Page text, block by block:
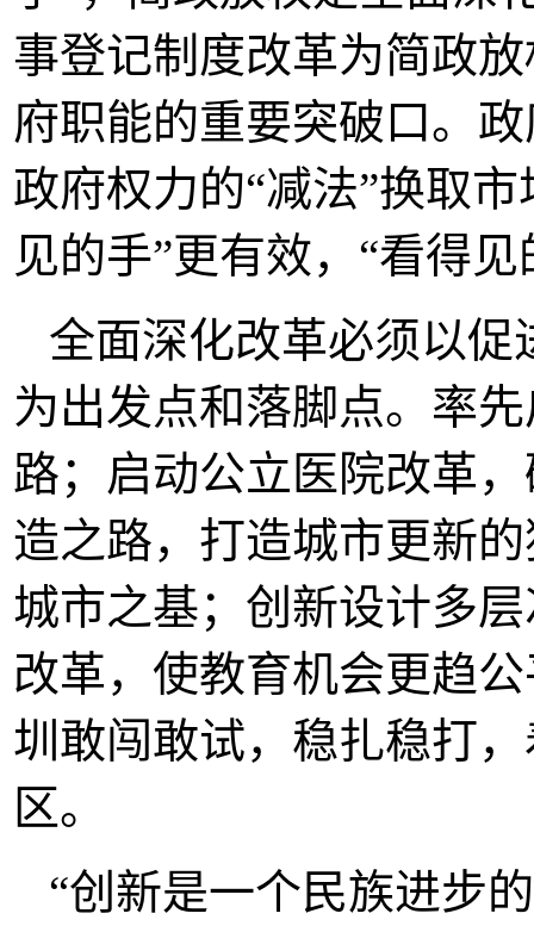
事登记制度改革为简政
府职能的重要突破口。
政府权力的“减法”换取
见的手”更有效，“看得
全面深化改革必须以
为出发点和落脚点。率
路；启动公立医院改革
造之路，打造城市更新
城市之基；创新设计多
改革，使教育机会更趋
圳敢闯敢试，稳扎稳打
区。
“创新是一个民族进步